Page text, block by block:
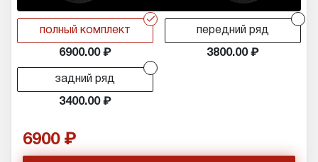
r
полный комплект
6900.00
передний ряд
3800.00
задний ряд
3400.00
6900